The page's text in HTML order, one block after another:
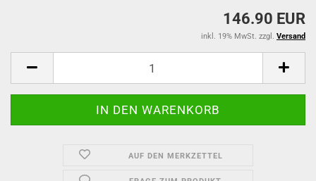
146.90 EUR
inkl. 19% MwSt. zzgl. Versand
AUF DEN MERKZETTEL